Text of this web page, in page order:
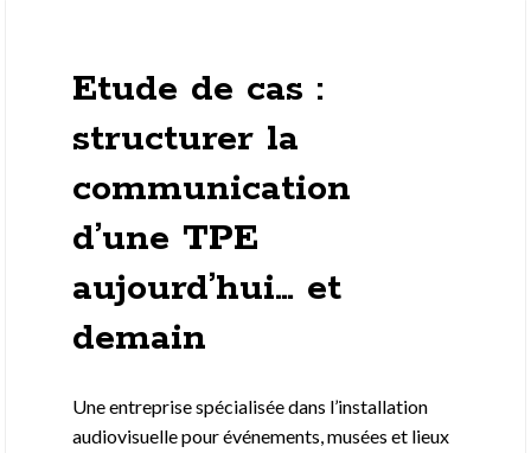
Etude de cas :
structurer la
communication
d’une TPE
aujourd’hui… et
demain
Une entreprise spécialisée dans l’installation
audiovisuelle pour événements, musées et lieux